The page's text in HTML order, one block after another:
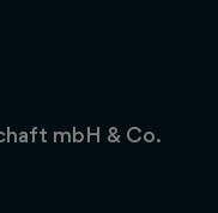
mbH & Co.